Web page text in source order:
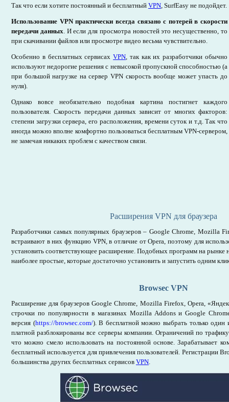
Так что если хотите постоянный и бесплатный VPN, SurfEasy не подойдет.
Использование VPN практически всегда связано с потерей в скорости
передачи данных. И если для просмотра новостей это несущественно, то
при скачивании файлов или просмотре видео весьма чувствительно.
Особенно в бесплатных сервисахVPN, так как их разработчики обычно
используют недорогие решения с невысокой пропускной способностью (а
при большой нагрузке на сервер VPN скорость вообще может упасть до
нуля).
Однако вовсе необязательно подобная картина постигнет каждого
пользователя. Скорость передачи данных зависит от многих факторов:
степени загрузки сервера, его расположения, времени суток и т.д. Так что
иногда можно вполне комфортно пользоваться бесплатным VPN-сервером,
не замечая никаких проблем с качеством связи.
Расширения VPN для браузера
Разработчики самых популярных браузеров – Google Chrome, Mozilla
встраивают в них функцию VPN, в отличие от Opera, поэтому для
установить соответствующее расширение. Подобных программ на рынке
наиболее простые, которые достаточно установить и запустить одним
Browsec VPN
Расширение для браузеров Google Chrome, Mozilla Firefox, Opera,
строчки по популярности в магазинах Mozilla Addons и Google
версия (https://browsec.com/). В бесплатной можно выбрать только один
платной разблокированы все серверы компании. Ограничений по
что можно смело использовать на постоянной основе. Зарабатывает
бесплатный используется для привлечения пользователей. Регистрации
большинства других бесплатных сервисов VPN.